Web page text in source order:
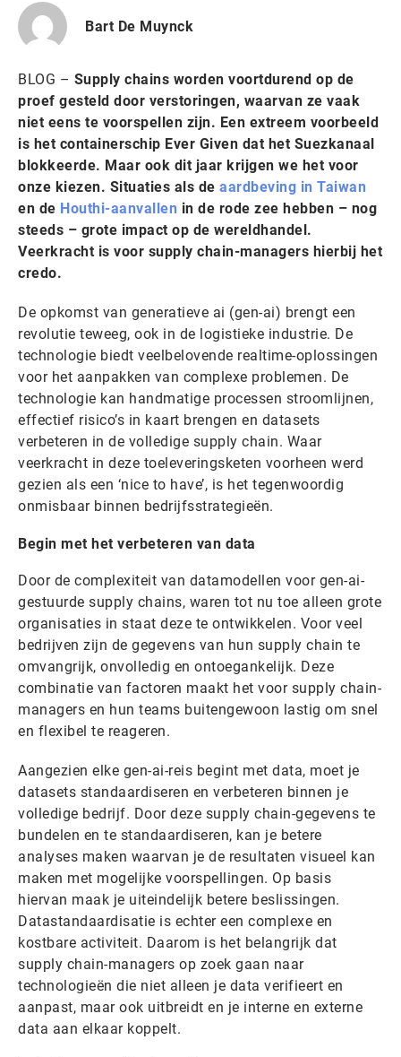
Bart De Muynck
BLOG – Supply chains worden voortdurend op de
proef gesteld door verstoringen, waarvan ze vaak
niet eens te voorspellen zijn. Een extreem voorbeeld
is het containerschip Ever Given dat het Suezkanaal
blokkeerde. Maar ook dit jaar krijgen we het voor
onze kiezen. Situaties als de aardbeving in Taiwan
en de Houthi-aanvallen in de rode zee hebben – nog
steeds – grote impact op de wereldhandel.
Veerkracht is voor supply chain-managers hierbij het
credo.
De opkomst van generatieve ai (gen-ai) brengt een
revolutie teweeg, ook in de logistieke industrie. De
technologie biedt veelbelovende realtime-oplossingen
voor het aanpakken van complexe problemen. De
technologie kan handmatige processen stroomlijnen,
effectief risico’s in kaart brengen en datasets
verbeteren in de volledige supply chain. Waar
veerkracht in deze toeleveringsketen voorheen werd
gezien als een ‘nice to have’, is het tegenwoordig
onmisbaar binnen bedrijfsstrategieën.
Begin met het verbeteren van data
Door de complexiteit van datamodellen voor gen-ai-
gestuurde supply chains, waren tot nu toe alleen grote
organisaties in staat deze te ontwikkelen. Voor veel
bedrijven zijn de gegevens van hun supply chain te
omvangrijk, onvolledig en ontoegankelijk. Deze
combinatie van factoren maakt het voor supply chain-
managers en hun teams buitengewoon lastig om snel
en flexibel te reageren.
Aangezien elke gen-ai-reis begint met data, moet je
datasets standaardiseren en verbeteren binnen je
volledige bedrijf. Door deze supply chain-gegevens te
bundelen en te standaardiseren, kan je betere
analyses maken waarvan je de resultaten visueel kan
maken met mogelijke voorspellingen. Op basis
hiervan maak je uiteindelijk betere beslissingen.
Datastandaardisatie is echter een complexe en
kostbare activiteit. Daarom is het belangrijk dat
supply chain-managers op zoek gaan naar
technologieën die niet alleen je data verifieert en
aanpast, maar ook uitbreidt en je interne en externe
data aan elkaar koppelt.